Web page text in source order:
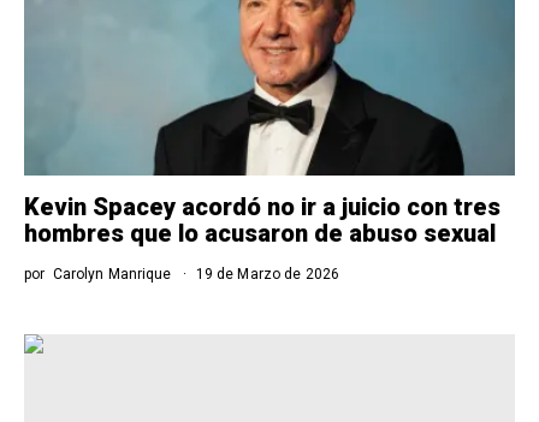
Kevin Spacey acordó no ir a juicio con tres
hombres que lo acusaron de abuso sexual
por Carolyn Manrique 19 de Marzo de 2026